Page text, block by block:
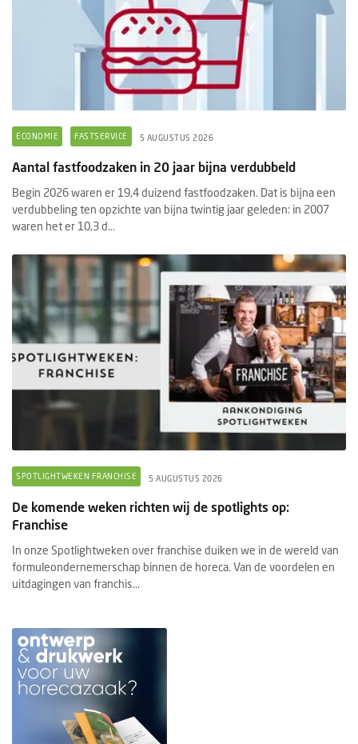
ECONOMIE FASTSERVICE 5 AUGUSTUS 2026
Aantal fastfoodzaken in 20 jaar bijna verdubbeld
Begin 2026 waren er 19,4 duizend fastfoodzaken. Dat is bijna een
verdubbeling ten opzichte van bijna twintig jaar geleden: in 2007
waren het er 10,3 d...
SPOTLIGHTWEKEN FRANCHISE 5 AUGUSTUS 2026
De komende weken richten wij de spotlights op:
Franchise
In onze Spotlightweken over franchise duiken we in de wereld van
formuleondernemerschap binnen de horeca. Van de voordelen en
uitdagingen van franchis...